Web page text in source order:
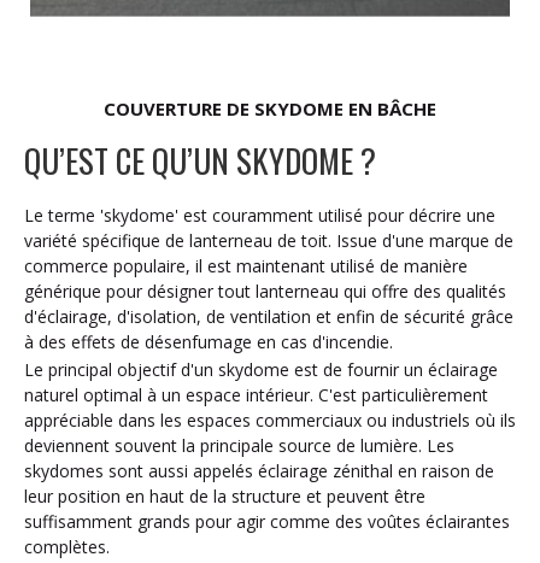
COUVERTURE DE SKYDOME EN BÂCHE
QU’EST CE QU’UN SKYDOME ?
Le terme 'skydome' est couramment utilisé pour décrire une
variété spécifique de lanterneau de toit. Issue d'une marque de
commerce populaire, il est maintenant utilisé de manière
générique pour désigner tout lanterneau qui offre des qualités
d'éclairage, d'isolation, de ventilation et enfin de sécurité grâce
à des effets de désenfumage en cas d'incendie.
Le principal objectif d'un skydome est de fournir un éclairage
naturel optimal à un espace intérieur. C'est particulièrement
appréciable dans les espaces commerciaux ou industriels où ils
deviennent souvent la principale source de lumière. Les
skydomes sont aussi appelés éclairage zénithal en raison de
leur position en haut de la structure et peuvent être
suffisamment grands pour agir comme des voûtes éclairantes
complètes.